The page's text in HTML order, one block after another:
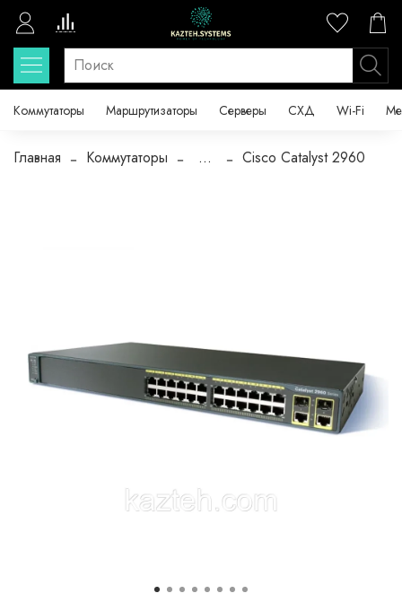
Коммутаторы Маршрутизаторы Серверы СХД Wi-Fi
Главная Коммутаторы ... Cisco Catalyst 2960